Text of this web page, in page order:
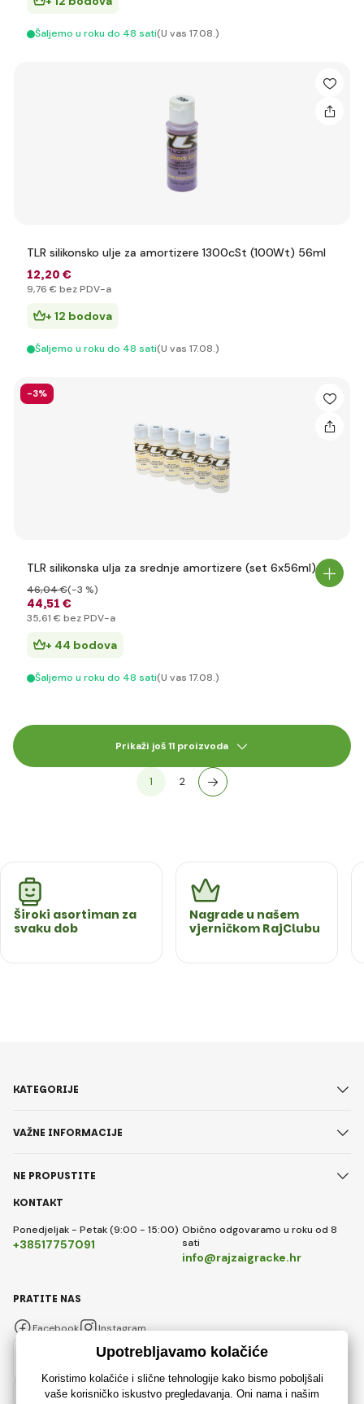
Šaljemo u roku do 48 sati(U vas 17.08.)
TLR silikonsko ulje za amortizere 1300cSt (100Wt) 56ml
12,20 €
9,76 € bez PDV-a
+ 12 bodova
Šaljemo u roku do 48 sati(U vas 17.08.)
-3%
TLR silikonska ulja za srednje amortizere (set 6x56ml)
44,51 €
46,04 €(-3 %)
35,61 € bez PDV-a
+ 44 bodova
Šaljemo u roku do 48 sati(U vas 17.08.)
Prikaži još 11 proizvoda
1 2
Široki asortiman za
svaku dob
Nagrade u našem
vjerničkom RajClubu
KONTAKT
Ponedjeljak - Petak (9:00 - 15:00)
+38517757091
Obično odgovaramo u roku od 8
sati
info@rajzaigracke.hr
KATEGORIJE
VAŽNE INFORMACIJE
NE PROPUSTITE
PRATITE NAS
Facebook Instagram